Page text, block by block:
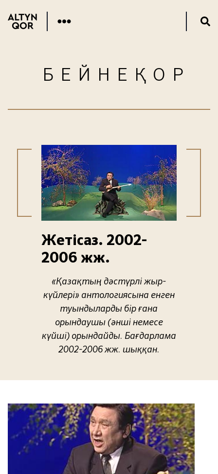
БЕЙНЕҚОР
Жетісаз. 2002-
2006 жж.
«Қазақтың дәстүрлі жыр-
күйлері» антологиясына енген
туындыларды бір ғана
орындаушы (әнші немесе
күйші) орындайды. Бағдарлама
2002-2006 жж. шыққан.